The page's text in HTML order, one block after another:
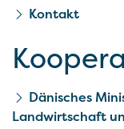
Kontakt
Dänisches
Landwirtschaft